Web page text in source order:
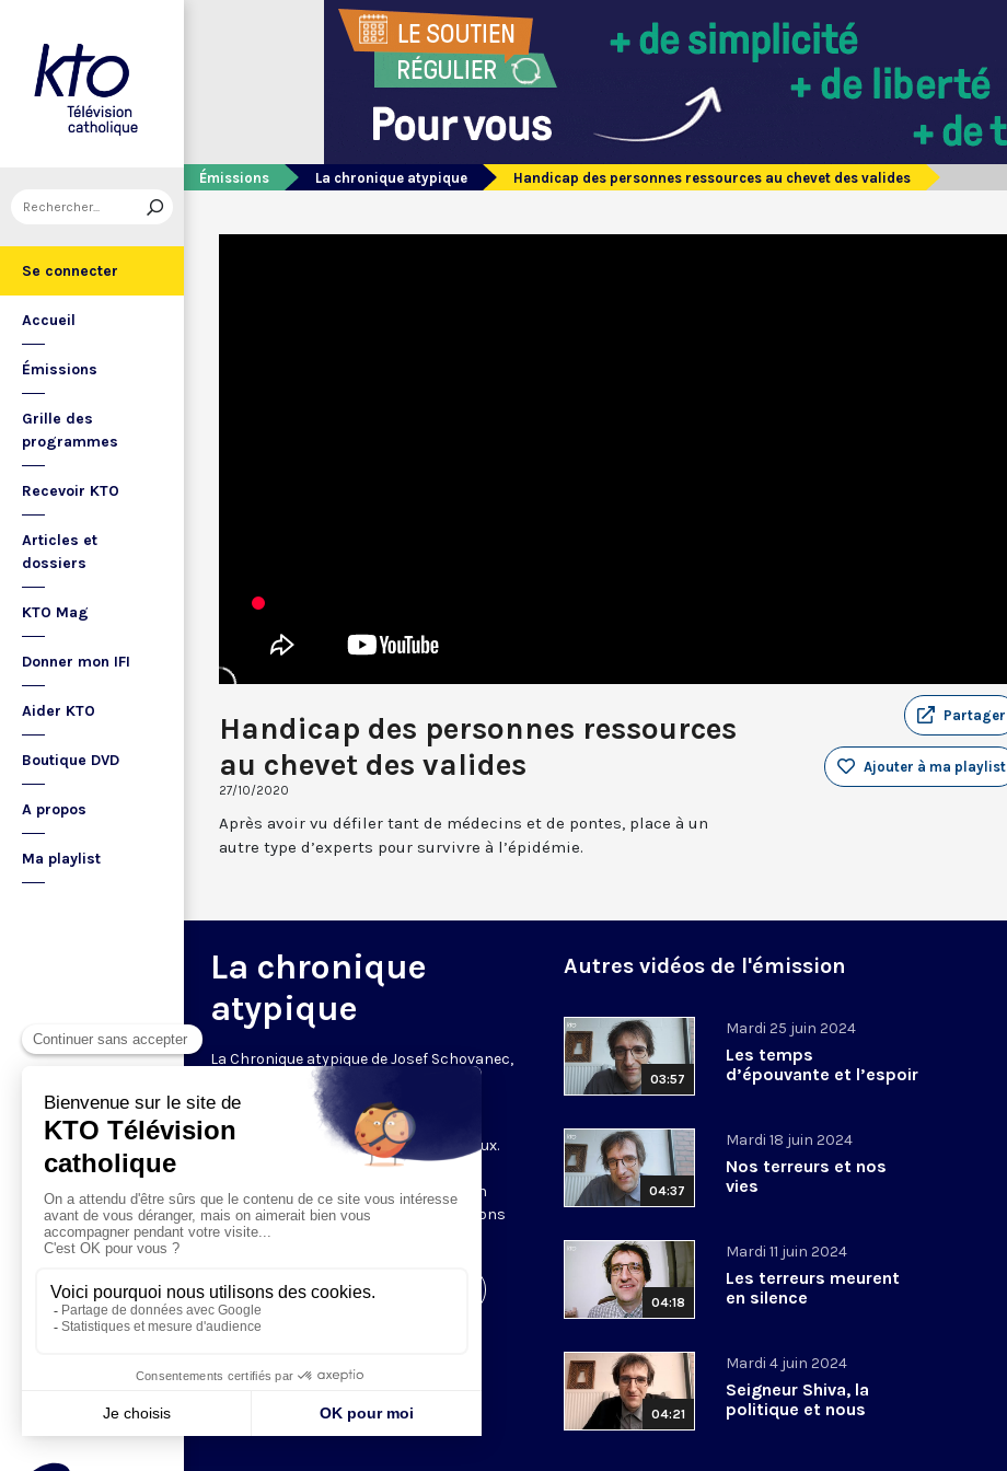
Se connecter
Accueil
Émissions
Grille des
programmes
Recevoir KTO
Articles et
dossiers
KTO Mag
Donner mon IFI
Aider KTO
Boutique DVD
A propos
Ma playlist
Émissions La chronique atypique Handicap des personnes ressources au chevet des valides
Handicap des personnes ressources
au chevet des valides
27/10/2020
Partager
Ajouter à ma playlist
Après avoir vu défiler tant de médecins et de pontes, place à un
autre type d’experts pour survivre à l’épidémie.
La chronique
atypique
La Chronique atypique de Josef Schovanec,
un regard décalé
Le mardi • 20h30 • 6 min
Josef Schovanec est autiste et malicieux.
Chaque semaine, il observe les
comportements des « normaux » et en
dévoile les étrangetés dont nous n’avions
pas conscience.
Visiter la page de l'émission
Autres vidéos de l'émission
03:57
Mardi 25 juin 2024
Les temps
d’épouvante et l’espoir
04:37
Mardi 18 juin 2024
Nos terreurs et nos
vies
04:18
Mardi 11 juin 2024
Les terreurs meurent
en silence
04:21
Mardi 4 juin 2024
Seigneur Shiva, la
politique et nous